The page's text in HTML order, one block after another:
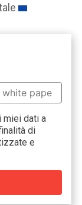
miei dati a
di
e